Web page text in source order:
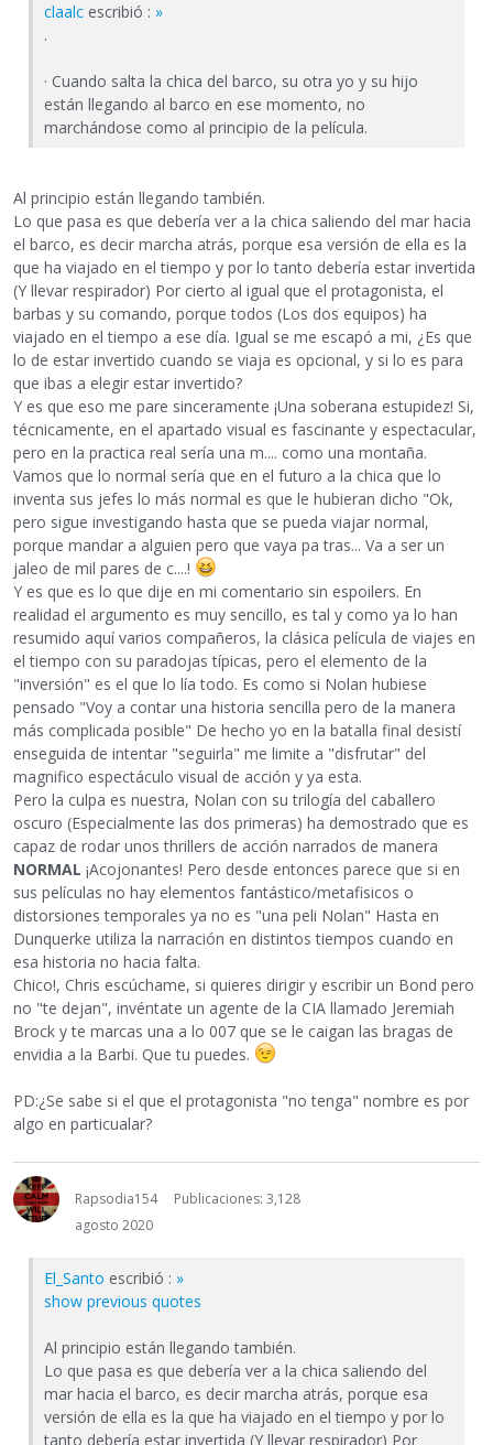
claalc escribió : »
.
· Cuando salta la chica del barco, su otra yo y su hijo
están llegando al barco en ese momento, no
marchándose como al principio de la película.
Al principio están llegando también.
Lo que pasa es que debería ver a la chica saliendo del mar hacia
el barco, es decir marcha atrás, porque esa versión de ella es la
que ha viajado en el tiempo y por lo tanto debería estar invertida
(Y llevar respirador) Por cierto al igual que el protagonista, el
barbas y su comando, porque todos (Los dos equipos) ha
viajado en el tiempo a ese día. Igual se me escapó a mi, ¿Es que
lo de estar invertido cuando se viaja es opcional, y si lo es para
que ibas a elegir estar invertido?
Y es que eso me pare sinceramente ¡Una soberana estupidez! Si,
técnicamente, en el apartado visual es fascinante y espectacular,
pero en la practica real sería una m.... como una montaña.
Vamos que lo normal sería que en el futuro a la chica que lo
inventa sus jefes lo más normal es que le hubieran dicho "Ok,
pero sigue investigando hasta que se pueda viajar normal,
porque mandar a alguien pero que vaya pa tras... Va a ser un
jaleo de mil pares de c....!
Y es que es lo que dije en mi comentario sin espoilers. En
realidad el argumento es muy sencillo, es tal y como ya lo han
resumido aquí varios compañeros, la clásica película de viajes en
el tiempo con su paradojas típicas, pero el elemento de la
"inversión" es el que lo lía todo. Es como si Nolan hubiese
pensado "Voy a contar una historia sencilla pero de la manera
más complicada posible" De hecho yo en la batalla final desistí
enseguida de intentar "seguirla" me limite a "disfrutar" del
magnifico espectáculo visual de acción y ya esta.
Pero la culpa es nuestra, Nolan con su trilogía del caballero
oscuro (Especialmente las dos primeras) ha demostrado que es
capaz de rodar unos thrillers de acción narrados de manera
NORMAL ¡Acojonantes! Pero desde entonces parece que si en
sus películas no hay elementos fantástico/metafisicos o
distorsiones temporales ya no es "una peli Nolan" Hasta en
Dunquerke utiliza la narración en distintos tiempos cuando en
esa historia no hacia falta.
Chico!, Chris escúchame, si quieres dirigir y escribir un Bond pero
no "te dejan", invéntate un agente de la CIA llamado Jeremiah
Brock y te marcas una a lo 007 que se le caigan las bragas de
envidia a la Barbi. Que tu puedes.
PD:¿Se sabe si el que el protagonista "no tenga" nombre es por
algo en particualar?
Rapsodia154
Publicaciones: 3,128
agosto 2020
El_Santo escribió : »
show previous quotes
Al principio están llegando también.
Lo que pasa es que debería ver a la chica saliendo del
mar hacia el barco, es decir marcha atrás, porque esa
versión de ella es la que ha viajado en el tiempo y por lo
tanto debería estar invertida (Y llevar respirador) Por